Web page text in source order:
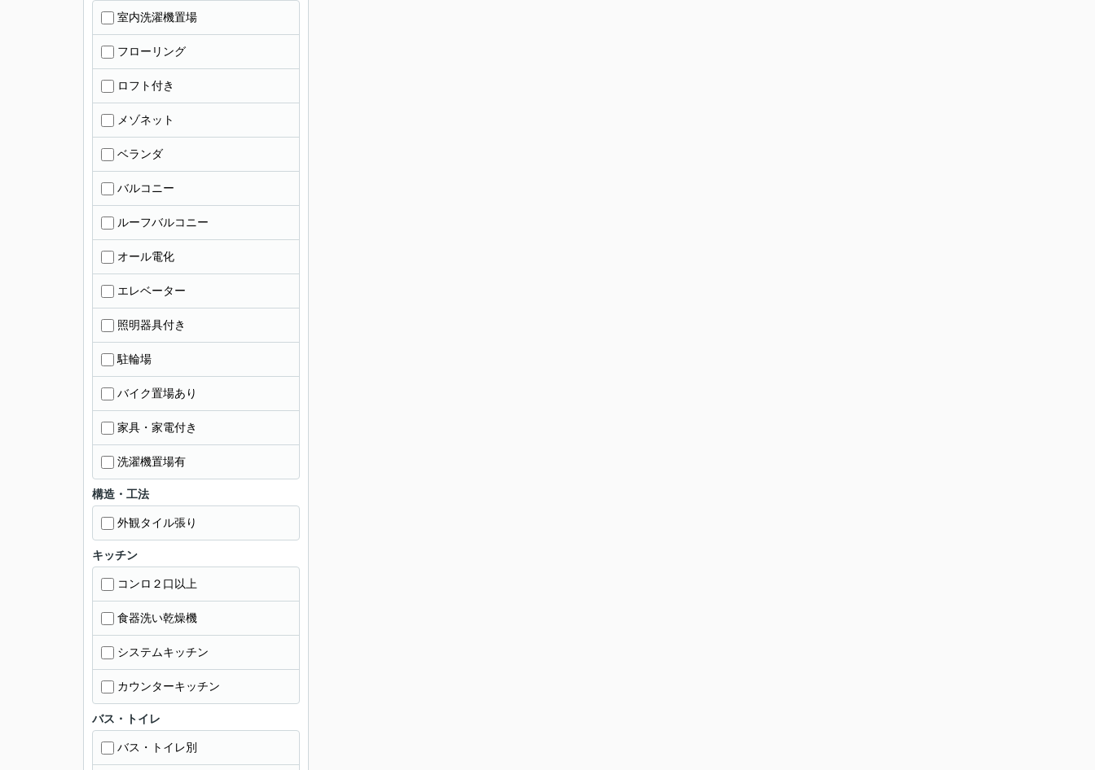
室内洗濯機置場
フローリング
ロフト付き
メゾネット
ベランダ
バルコニー
ルーフバルコニー
オール電化
エレベーター
照明器具付き
駐輪場
バイク置場あり
家具・家電付き
洗濯機置場有
構造・工法
外観タイル張り
キッチン
コンロ２口以上
食器洗い乾燥機
システムキッチン
カウンターキッチン
バス・トイレ
バス・トイレ別